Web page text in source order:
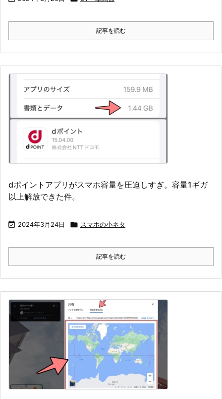
記事を読む
dポイントアプリがスマホ容量を圧迫しすぎ。容量1ギガ
以上解放できた件。
 2024年3月24日  スマホの小ネタ
記事を読む